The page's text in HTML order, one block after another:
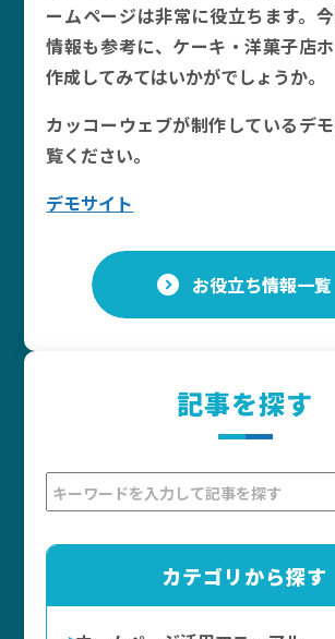
ームページは非常に役立ちます。
情報も参考に、ケーキ・洋菓子店
作成してみてはいかがでしょうか。
カッコーウェブが制作しているデ
覧ください。
デモサイト
お役立ち情報一覧
記事を探す
カテゴリから探す